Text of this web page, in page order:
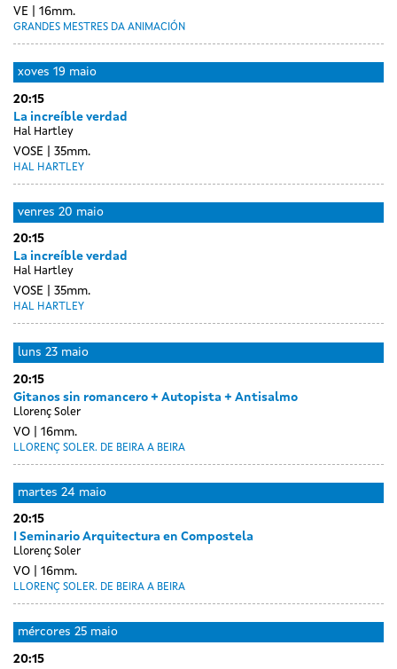
VE 16mm.
GRANDES MESTRES DA ANIMACIÓN
xoves 19 maio
20:15
La increíble verdad
Hal Hartley
VOSE 35mm.
HAL HARTLEY
venres 20 maio
20:15
La increíble verdad
Hal Hartley
VOSE 35mm.
HAL HARTLEY
sábado
maio
Day
without
sessions
luns 23 maio
20:15
Gitanos sin romancero + Autopista + Antisalmo
Llorenç Soler
VO 16mm.
LLORENÇ SOLER. DE BEIRA A BEIRA
martes 24 maio
20:15
I Seminario Arquitectura en Compostela
Llorenç Soler
VO 16mm.
LLORENÇ SOLER. DE BEIRA A BEIRA
mércores 25 maio
20:15